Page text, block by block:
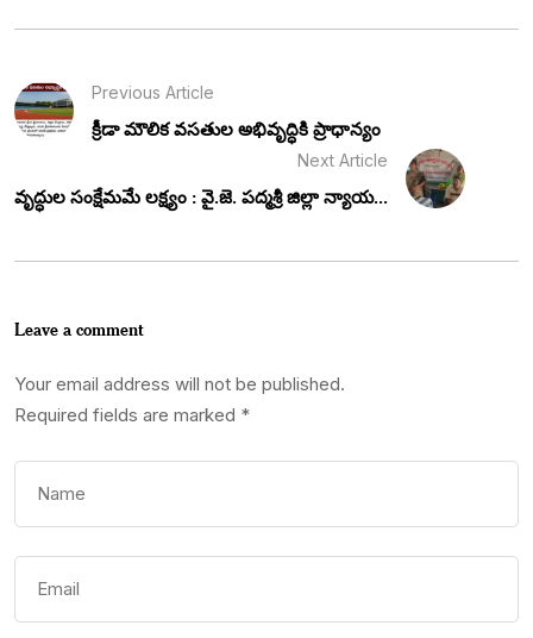
Previous Article
క్రీడా మౌలిక వసతుల అభివృద్ధికి ప్రాధాన్యం
Next Article
వృద్ధుల సంక్షేమమే లక్ష్యం : వై.జె. పద్మశ్రీ జిల్లా న్యాయ...
Leave a comment
Your email address will not be published.
Required fields are marked *